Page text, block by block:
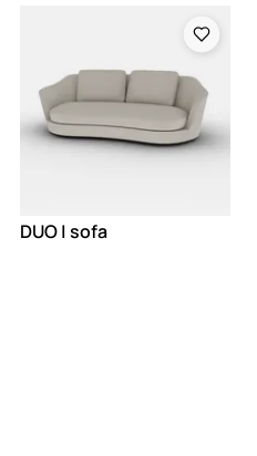
DUO | sofa